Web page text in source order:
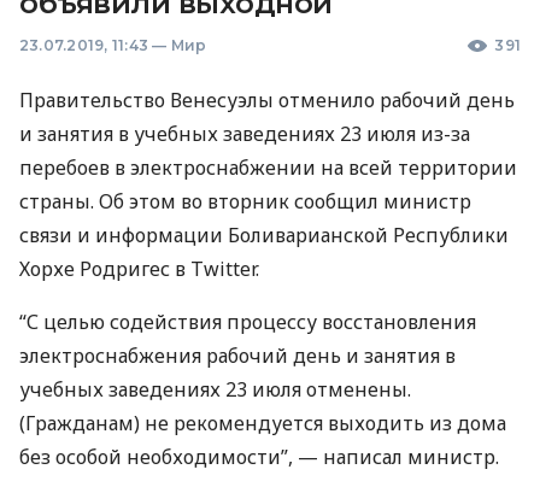
23.07.2019, 11:43 — Мир 391
Правительство Венесуэлы отменило рабочий день
и занятия в учебных заведениях 23 июля из-за
перебоев в электроснабжении на всей территории
страны. Об этом во вторник сообщил министр
связи и информации Боливарианской Республики
Хорхе Родригес в Twitter.
“С целью содействия процессу восстановления
электроснабжения рабочий день и занятия в
учебных заведениях 23 июля отменены.
(Гражданам) не рекомендуется выходить из дома
без особой необходимости”, — написал министр.